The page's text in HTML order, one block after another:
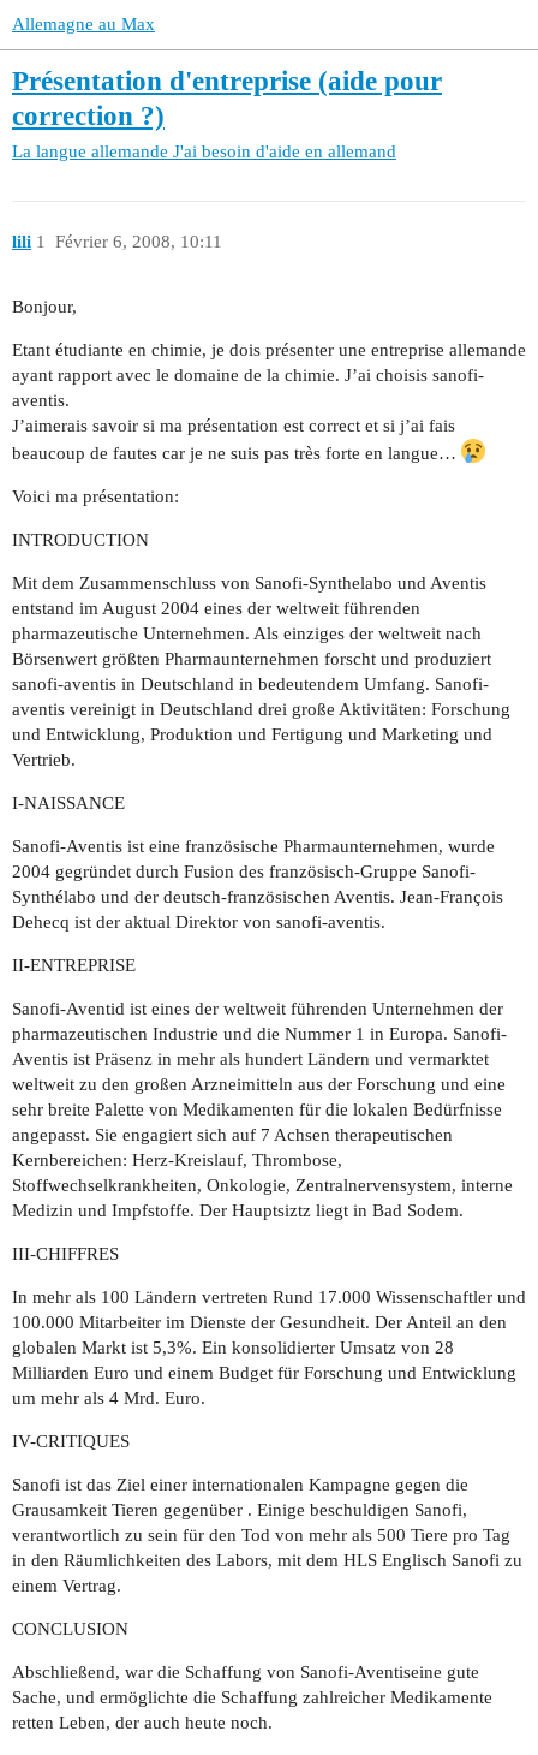
Allemagne au Max
Présentation d'entreprise (aide pour
correction ?)
La langue allemande J'ai besoin d'aide en allemand
lili Février 6, 2008, 10:11
1
Bonjour,
Etant étudiante en chimie, je dois présenter une entreprise allemande
ayant rapport avec le domaine de la chimie. J’ai choisis sanofi-
aventis.
J’aimerais savoir si ma présentation est correct et si j’ai fais
beaucoup de fautes car je ne suis pas très forte en langue…
Voici ma présentation:
INTRODUCTION
Mit dem Zusammenschluss von Sanofi-Synthelabo und Aventis
entstand im August 2004 eines der weltweit führenden
pharmazeutische Unternehmen. Als einziges der weltweit nach
Börsenwert größten Pharmaunternehmen forscht und produziert
sanofi-aventis in Deutschland in bedeutendem Umfang. Sanofi-
aventis vereinigt in Deutschland drei große Aktivitäten: Forschung
und Entwicklung, Produktion und Fertigung und Marketing und
Vertrieb.
I-NAISSANCE
Sanofi-Aventis ist eine französische Pharmaunternehmen, wurde
2004 gegründet durch Fusion des französisch-Gruppe Sanofi-
Synthélabo und der deutsch-französischen Aventis. Jean-François
Dehecq ist der aktual Direktor von sanofi-aventis.
II-ENTREPRISE
Sanofi-Aventid ist eines der weltweit führenden Unternehmen der
pharmazeutischen Industrie und die Nummer 1 in Europa. Sanofi-
Aventis ist Präsenz in mehr als hundert Ländern und vermarktet
weltweit zu den großen Arzneimitteln aus der Forschung und eine
sehr breite Palette von Medikamenten für die lokalen Bedürfnisse
angepasst. Sie engagiert sich auf 7 Achsen therapeutischen
Kernbereichen: Herz-Kreislauf, Thrombose,
Stoffwechselkrankheiten, Onkologie, Zentralnervensystem, interne
Medizin und Impfstoffe. Der Hauptsiztz liegt in Bad Sodem.
III-CHIFFRES
In mehr als 100 Ländern vertreten Rund 17.000 Wissenschaftler und
100.000 Mitarbeiter im Dienste der Gesundheit. Der Anteil an den
globalen Markt ist 5,3%. Ein konsolidierter Umsatz von 28
Milliarden Euro und einem Budget für Forschung und Entwicklung
um mehr als 4 Mrd. Euro.
IV-CRITIQUES
Sanofi ist das Ziel einer internationalen Kampagne gegen die
Grausamkeit Tieren gegenüber . Einige beschuldigen Sanofi,
verantwortlich zu sein für den Tod von mehr als 500 Tiere pro Tag
in den Räumlichkeiten des Labors, mit dem HLS Englisch Sanofi zu
einem Vertrag.
CONCLUSION
Abschließend, war die Schaffung von Sanofi-Aventiseine gute
Sache, und ermöglichte die Schaffung zahlreicher Medikamente
retten Leben, der auch heute noch.